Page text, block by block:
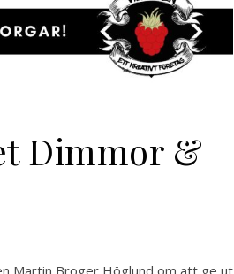
Dimmor &
Martin Broger Höglund om att ge ut